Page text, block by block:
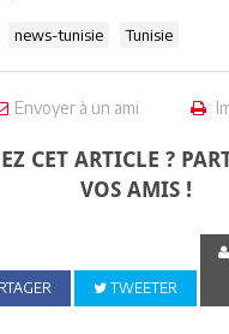
news-tunisie Tunisie
Envoyer à un ami
CET ARTICLE ?
VOS AMIS !
TWEETER